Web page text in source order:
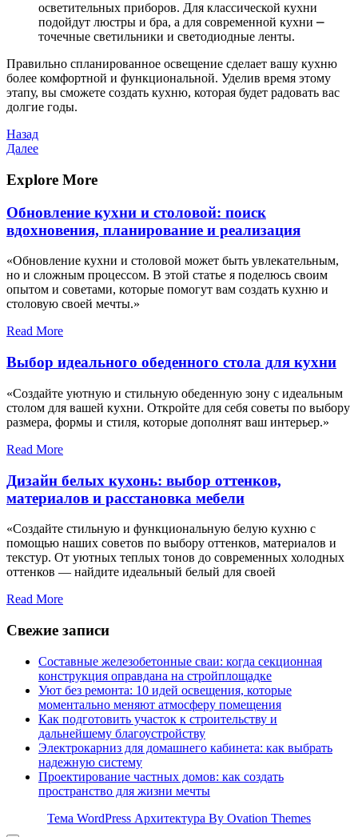
осветительных приборов. Для классической кухни
подойдут люстры и бра, а для современной кухни ⎼
точечные светильники и светодиодные ленты.
Правильно спланированное освещение сделает вашу кухню
более комфортной и функциональной. Уделив время этому
этапу, вы сможете создать кухню, которая будет радовать вас
долгие годы.
Навигация
по
записям
Предыдущая
запись
Назад
Следующая
Далее
Explore More
Обновление кухни и столовой: поиск
вдохновения, планирование и реализация
«Обновление кухни и столовой может быть увлекательным,
но и сложным процессом. В этой статье я поделюсь своим
опытом и советами, которые помогут вам создать кухню и
столовую своей мечты.»
Read More
Выбор идеального обеденного стола для кухни
«Создайте уютную и стильную обеденную зону с идеальным
столом для вашей кухни. Откройте для себя советы по выбору
размера, формы и стиля, которые дополнят ваш интерьер.»
Read More
Дизайн белых кухонь: выбор оттенков,
материалов и расстановка мебели
«Создайте стильную и функциональную белую кухню с
помощью наших советов по выбору оттенков, материалов и
текстур. От уютных теплых тонов до современных холодных
оттенков — найдите идеальный белый для своей
Read More
Свежие записи
Составные железобетонные сваи: когда секционная
конструкция оправдана на стройплощадке
Уют без ремонта: 10 идей освещения, которые
моментально меняют атмосферу помещения
Как подготовить участок к строительству и
дальнейшему благоустройству
Электрокарниз для домашнего кабинета: как выбрать
надежную систему
Проектирование частных домов: как создать
пространство для жизни мечты
Тема WordPress Архитектура By Ovation Themes